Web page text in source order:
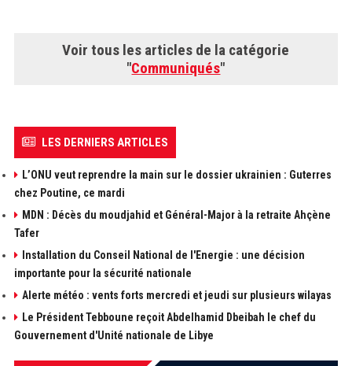
Voir tous les articles de la catégorie
"Communiqués"
LES DERNIERS ARTICLES
L’ONU veut reprendre la main sur le dossier ukrainien : Guterres
chez Poutine, ce mardi
MDN : Décès du moudjahid et Général-Major à la retraite Ahçène
Tafer
Installation du Conseil National de l'Energie : une décision
importante pour la sécurité nationale
Alerte météo : vents forts mercredi et jeudi sur plusieurs wilayas
Le Président Tebboune reçoit Abdelhamid Dbeibah le chef du
Gouvernement d'Unité nationale de Libye